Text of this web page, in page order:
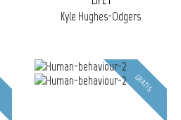
Kyle Hughes-Odgers
GRATIS